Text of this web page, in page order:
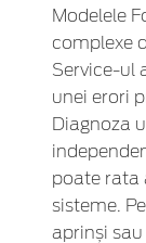
Modelele
complexe
Service-ul
unei erori
Diagnoza
poate rata
sisteme.
aprinși